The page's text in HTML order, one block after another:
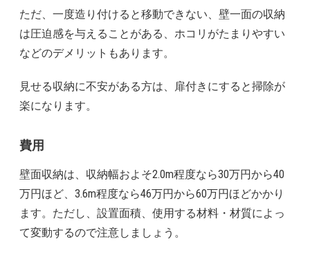
ただ、一度造り付けると移動できない、壁一面の収納
は圧迫感を与えることがある、ホコリがたまりやすい
などのデメリットもあります。
見せる収納に不安がある方は、扉付きにすると掃除が
楽になります。
費用
壁面収納は、収納幅およそ2.0m程度なら30万円から40
万円ほど、3.6m程度なら46万円から60万円ほどかかり
ます。ただし、設置面積、使用する材料・材質によっ
て変動するので注意しましょう。